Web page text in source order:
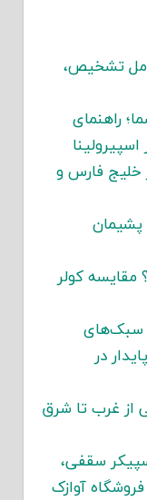
تشخیص،
راهنمای
خلیج فارس و
پشیمان
مقایسه کولر
سبک‌های
در
از غرب تا شرق
سقفی،
آوازک